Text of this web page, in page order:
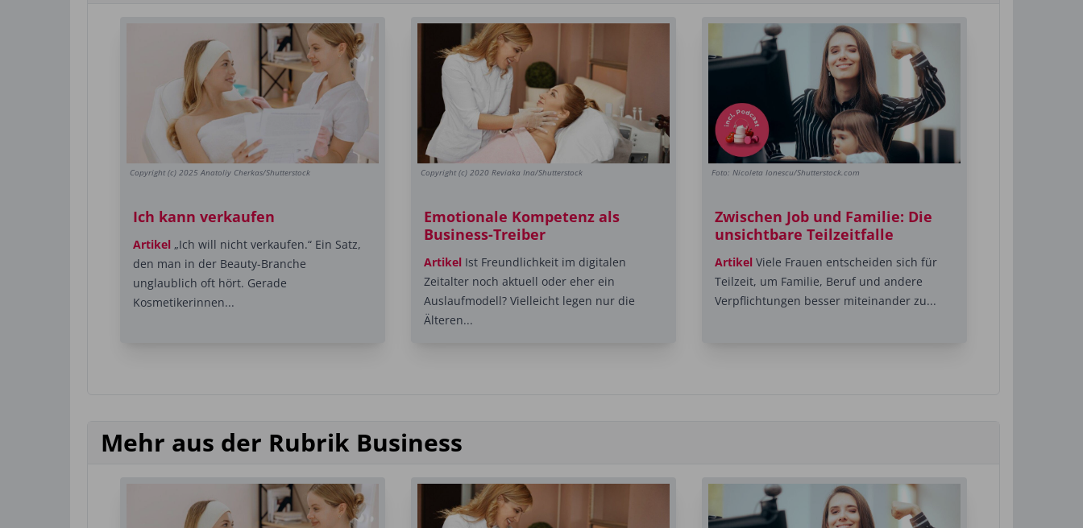
Copyright (c) 2025 Anatoliy Cherkas/Shutterstock
Ich kann verkaufen
Artikel „Ich will nicht verkaufen.“ Ein Satz,
den man in der Beauty-Branche
unglaublich oft hört. Gerade
Kosmetikerinnen...
Copyright (c) 2020 Reviaka Ina/Shutterstock
Emotionale Kompetenz als
Business-Treiber
ArtikelIst Freundlichkeit im digitalen
Zeitalter noch aktuell oder eher ein
Auslaufmodell? Vielleicht legen nur die
Älteren...
Foto: Nicoleta Ionescu/Shutterstock.com
Zwischen Job und Familie: Die
unsichtbare Teilzeitfalle
ArtikelViele Frauen entscheiden sich für
Teilzeit, um Familie, Beruf und andere
Verpflichtungen besser miteinander zu...
Mehr aus der Rubrik Business